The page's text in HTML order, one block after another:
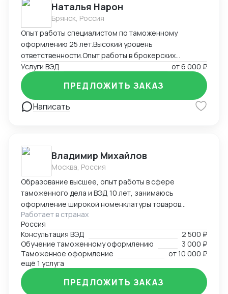
Наталья Нарон
Брянск, Россия
Опыт работы специалистом по таможенному
оформлению 25 лет.Высокий уровень
ответственности.Опыт работы в брокерских
компаниях,компаниях импортерах,большой опыт
самостоятельного декларирования за печатью
клиента.
Услуги ВЭД от6 000 ₽
Написать
ПРЕДЛОЖИТЬ ЗАКАЗ
Владимир Михайлов
Москва, Россия
Образование высшее, опыт работы в сфере
таможенного дела и ВЭД 10 лет, занимаюсь
оформление широкой номенклатуры товаров
(полный цикл ТО), консультированием,
организацией международных перевозок,
организацией всех операционных процессов
связанных с импортно-экспортной деятельностью в
организациях. Свободно владею английским языком.
Также выполню прочие интересные проекты.
Работает в странах
Россия
Консультация ВЭД
2 500 ₽
Обучение таможенному оформлению
3 000 ₽
Таможенное оформление
от10 000 ₽
ещё 1 услуга
ПРЕДЛОЖИТЬ ЗАКАЗ